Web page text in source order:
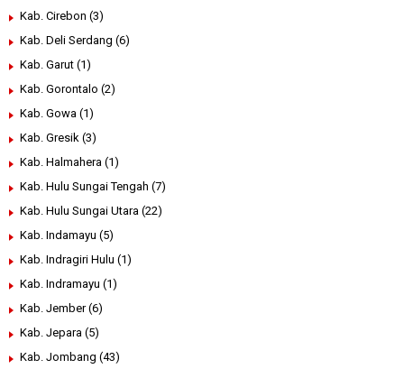
Kab. Cirebon (3)
Kab. Deli Serdang (6)
Kab. Garut (1)
Kab. Gorontalo (2)
Kab. Gowa (1)
Kab. Gresik (3)
Kab. Halmahera (1)
Kab. Hulu Sungai Tengah (7)
Kab. Hulu Sungai Utara (22)
Kab. Indamayu (5)
Kab. Indragiri Hulu (1)
Kab. Indramayu (1)
Kab. Jember (6)
Kab. Jepara (5)
Kab. Jombang (43)